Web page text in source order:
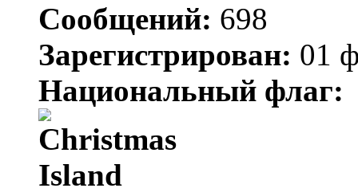
Сообщений: 698
Зарегистрирован: 01
Национальный флаг: